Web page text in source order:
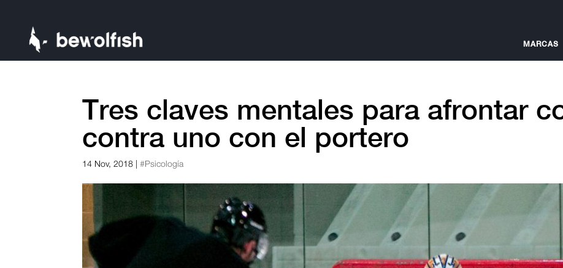
MARCAS
Tres claves mentales para afrontar
contra uno con el portero
14 Nov, 2018 |#Psicología